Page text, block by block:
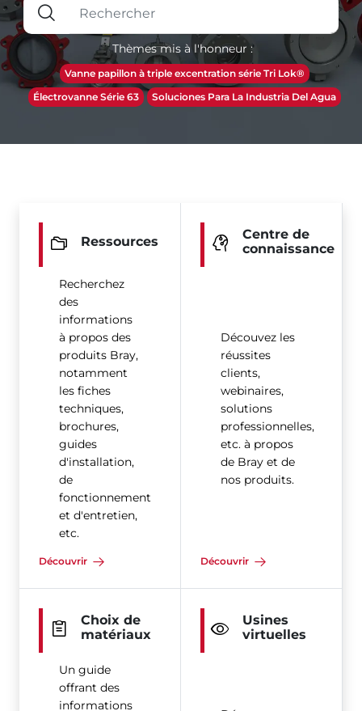
Thèmes mis à l'honneur :
Vanne papillon à triple excentration série Tri Lok®
Électrovanne Série 63
Soluciones Para La Industria Del Agua
Ressources
Recherchez
des
informations
à propos des
produits Bray,
notamment
les fiches
techniques,
brochures,
guides
d'installation,
de
fonctionnement
et d'entretien,
etc.
Découvrir
Centre de
connaissance
Découvez les
réussites
clients,
webinaires,
solutions
professionnelles,
etc. à propos
de Bray et de
nos produits.
Découvrir
Choix de
matériaux
Un guide
offrant des
informations
Usines
virtuelles